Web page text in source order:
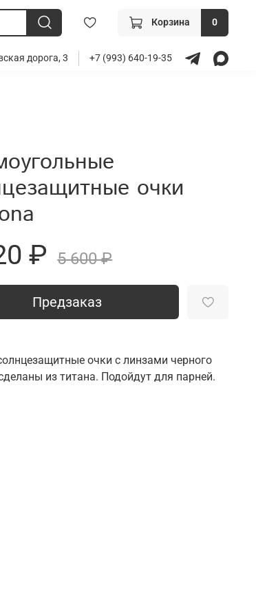
Корзина 0
дорога, 3 +7 (993) 640-19-35
очки
₽ 5 600 ₽
Предзаказ
очки с линзами черного
из титана. Подойдут для парней.